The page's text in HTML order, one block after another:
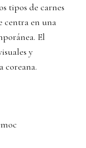
tipos de carnes
centra en una
El
y
coreana.